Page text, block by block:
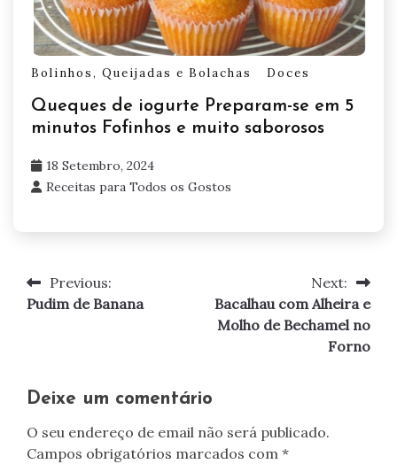
Bolinhos, Queijadas e Bolachas Doces
Queques de iogurte Preparam-se em 5
minutos Fofinhos e muito saborosos
18 Setembro, 2024
Receitas para Todos os Gostos
Navegação
Previous:
Pudim de Banana
Next:
Bacalhau com Alheira e
Molho de Bechamel no
Forno
Deixe um comentário
O seu endereço de email não será publicado.
Campos obrigatórios marcados com *